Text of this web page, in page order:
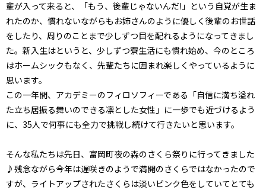
輩が入って来ると、「もう、後輩じゃないんだ!」という自覚が生ま
れたのか、慣れないながらもお姉さんのように優しく後輩のお世話
をしたり、周りのことまで少しずつ目を配れるようになってきまし
た。新入生はというと、少しずつ寮生活にも慣れ始め、今のところ
はホームシックもなく、先輩たちに囲まれ楽しくやっているように
思います。
この一年間、アカデミーのフィロソフィーである「自信に満ち溢れ
た立ち居振る舞いのできる凛とした女性」に一歩でも近づけるよう
に、35人で何事にも全力で挑戦し続けて行きたいと思います。
そんな私たちは先日、富岡町夜の森のさくら祭りに行ってきました
♪残念ながら今年は遅咲きのようで満開のさくらではなかったので
すが、ライトアップされたさくらは淡いピンク色をしていてとても